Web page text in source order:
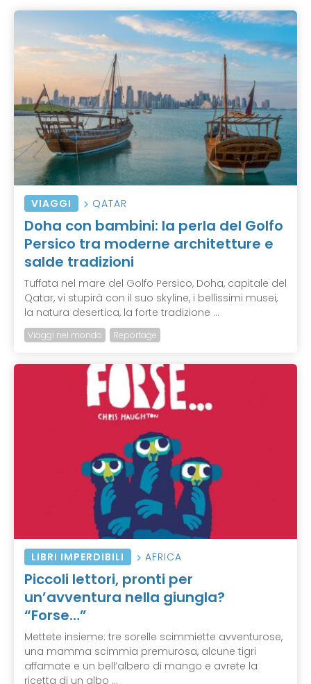
VIAGGI QATAR
Doha con bambini: la perla del Golfo
Persico tra moderne architetture e
salde tradizioni
Tuffata nel mare del Golfo Persico, Doha, capitale del
Qatar, vi stupirà con il suo skyline, i bellissimi musei,
la natura desertica, la forte tradizione ...
Viaggi nel mondo Reportage
LIBRI IMPERDIBILI AFRICA
Piccoli lettori, pronti per
un’avventura nella giungla?
“Forse…”
Mettete insieme: tre sorelle scimmiette avventurose,
una mamma scimmia premurosa, alcune tigri
affamate e un bell’albero di mango e avrete la
ricetta di un albo ...